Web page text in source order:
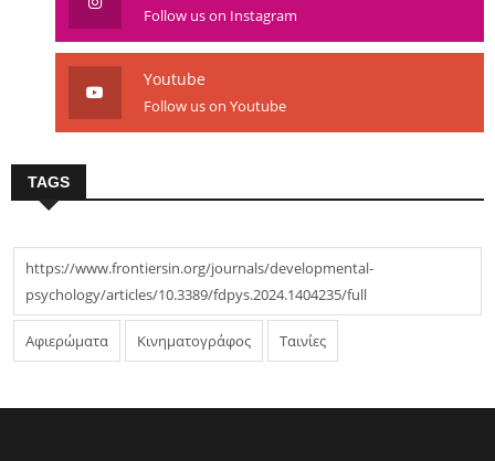
Follow us on Instagram
Youtube
Follow us on Youtube
TAGS
https://www.frontiersin.org/journals/developmental-
psychology/articles/10.3389/fdpys.2024.1404235/full
Αφιερώματα Κινηματογράφος Ταινίες